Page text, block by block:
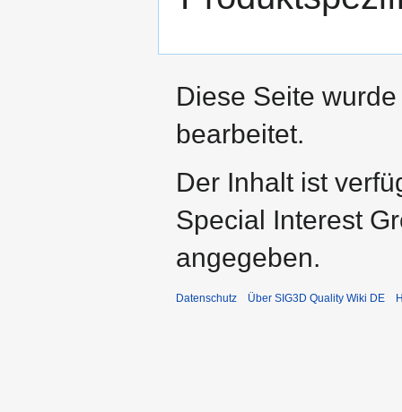
Diese Seite
bearbeitet.
Der Inhalt ist
Special Interest
angegeben.
Datenschutz Über SIG3D Quality Wiki DE